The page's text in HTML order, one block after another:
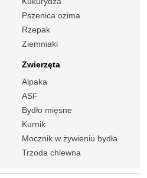
Pszenica ozima
Rzepak
Ziemniaki
Zwierzęta
Alpaka
ASF
Bydło mięsne
Kurnik
Mocznik w żywieniu bydła
Trzoda chlewna